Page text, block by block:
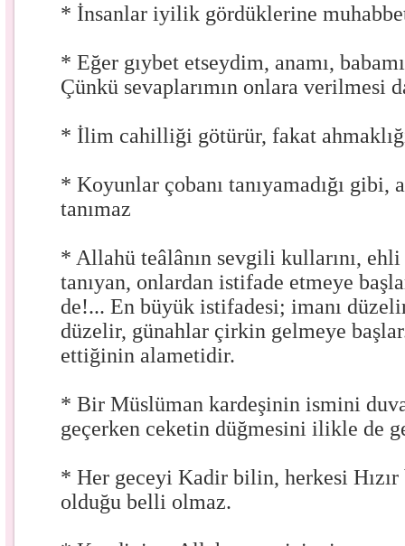
* İnsanlar iyilik gördüklerine
* Eğer gıybet etseydim, anamı,
Çünkü sevaplarımın onlara verilmesi
* İlim cahilliği götürür, fakat
* Koyunlar çobanı tanıyamadığı gibi,
tanımaz
* Allahü teâlânın sevgili kullarını,
tanıyan, onlardan istifade etmeye
de!... En büyük istifadesi; imanı
düzelir, günahlar çirkin gelmeye
ettiğinin alametidir.
* Bir Müslüman kardeşinin ismini
geçerken ceketin düğmesini ilikle de
* Her geceyi Kadir bilin, herkesi
olduğu belli olmaz.